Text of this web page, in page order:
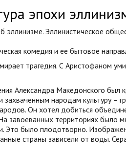
эпохи
эллинизме. Эллинистическое
комедия и ее бытовое
трагедия. С Аристофаном
Александра Македонского был
захваченным народам культуру –
Он хотел добиться
завоеванных территориях было
Это было плодотворно.
страны зависели от воды.